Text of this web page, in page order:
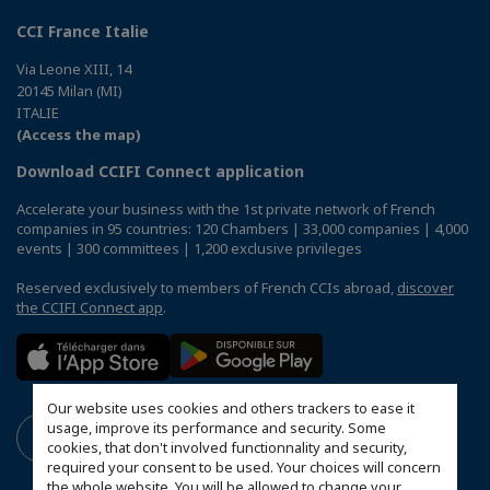
Our website uses cookies and others trackers to ease it
usage, improve its performance and security. Some
cookies, that don't involved functionnality and security,
required your consent to be used. Your choices will concern
CCI France Italie
Via Leone XIII, 14
20145 Milan (MI)
ITALIE
(Access the map)
Download CCIFI Connect application
Accelerate your business with the 1st private network of French
companies in 95 countries: 120 Chambers | 33,000 companies | 4,000
events | 300 committees | 1,200 exclusive privileges
Reserved exclusively to members of French CCIs abroad, discover
the CCIFI Connect app.